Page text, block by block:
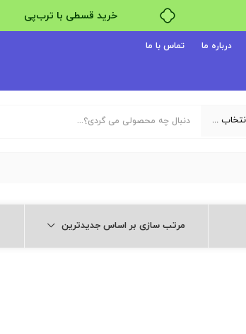
خرید قسطی با ترب‌پی
درباره ما تماس با ما
یک دسته‌بندی انتخاب کنید
مرتب سازی بر اساس جدیدترین